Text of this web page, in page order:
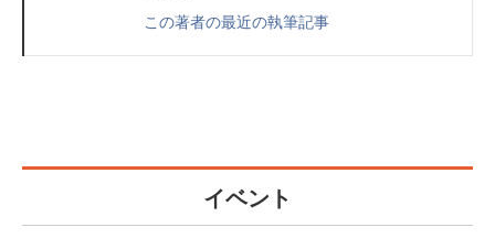
この著者の最近の執筆記事
イベント